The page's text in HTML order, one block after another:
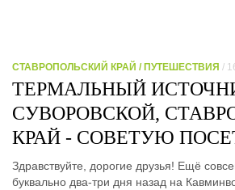
СТАВРОПОЛЬСКИЙ КРАЙ / ПУТЕШЕСТВИЯ /
ТЕРМАЛЬНЫЙ
СУВОРОВСКОЙ,
КРАЙ - СОВЕТУЮ
Здравствуйте, дорогие друзья! Ещё
буквально два-три дня назад на